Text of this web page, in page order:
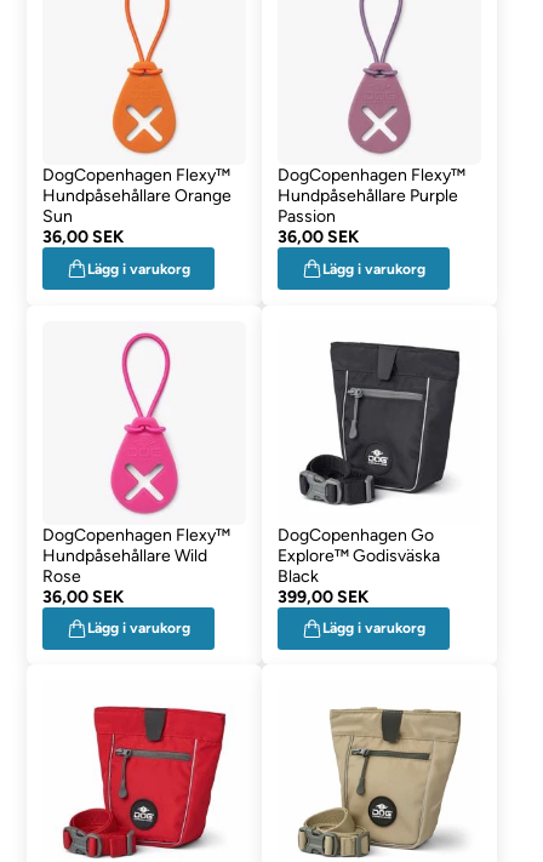
DogCopenhagen Flexy™
Hundpåsehållare Orange
Sun
36,00 SEK
Lägg i varukorg
DogCopenhagen Flexy™
Hundpåsehållare Purple
Passion
36,00 SEK
Lägg i varukorg
DogCopenhagen Flexy™
Hundpåsehållare Wild
Rose
36,00 SEK
Lägg i varukorg
DogCopenhagen Go
Explore™ Godisväska
Black
399,00 SEK
Lägg i varukorg